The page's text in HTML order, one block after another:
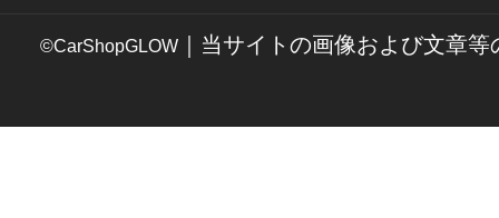
©CarShopGLOW ｜当サイトの画像および文章